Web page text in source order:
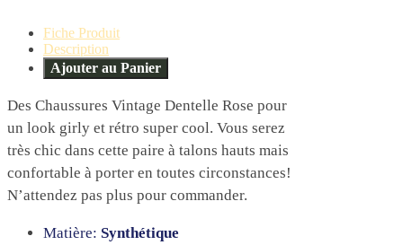
Fiche Produit
Description
Ajouter au Panier
Des Chaussures Vintage Dentelle Rose pour
un look girly et rétro super cool. Vous serez
très chic dans cette paire à talons hauts mais
confortable à porter en toutes circonstances!
N’attendez pas plus pour commander.
Matière: Synthétique